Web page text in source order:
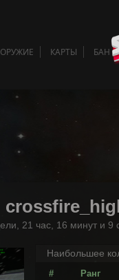
ОРУЖИЕ КАРТЫ БАН
21 час, 16 минут и 9
Наибольшее
#
Ранг